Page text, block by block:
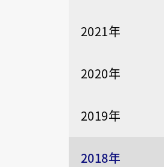
2021年
2020年
2019年
2018年